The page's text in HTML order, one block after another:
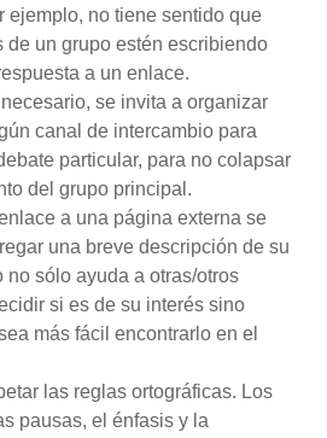
ejemplo, no tiene sentido que
de un grupo estén escribiendo
a un enlace.
se invita a organizar
canal de intercambio para
particular, para no colapsar
del grupo principal.
a una página externa se
una breve descripción de su
no sólo ayuda a otras/otros
si es de su interés sino
más fácil encontrarlo en el
las reglas ortográficas. Los
pausas, el énfasis y la